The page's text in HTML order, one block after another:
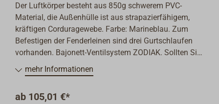
Der Luftkörper besteht aus 850g schwerem PVC-
Material, die Außenhülle ist aus strapazierfähigem,
kräftigen Corduragewebe. Farbe: Marineblau. Zum
Befestigen der Fenderleinen sind drei Gurtschlaufen
vorhanden. Bajonett-Ventilsystem ZODIAK. Sollten Sie
keine Pumpe für ein ZODIAK RIP besitzen, benötigen
Sie den Anschluss-Adapter (Art.-Nr. 1870-100).
mehr Informationen
ab 105,01 €*